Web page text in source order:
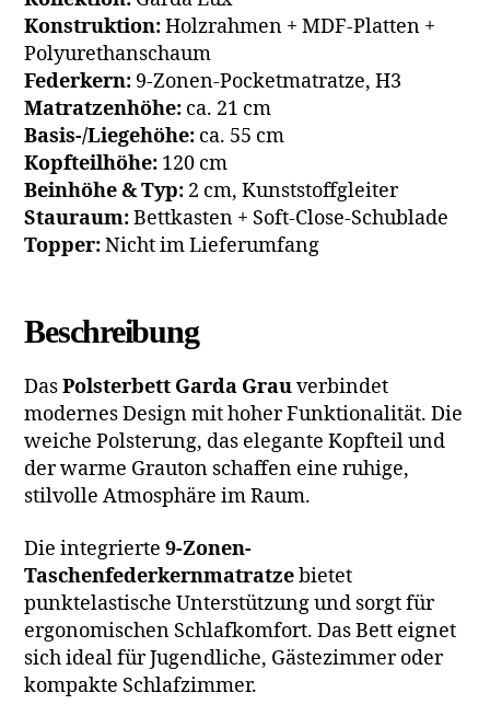
Konstruktion:Holzrahmen + MDF-Platten +
Polyurethanschaum
Federkern: 9-Zonen-Pocketmatratze, H3
Matratzenhöhe: ca. 21 cm
Basis-/Liegehöhe: ca. 55 cm
Kopfteilhöhe: 120 cm
Beinhöhe & Typ: 2 cm, Kunststoffgleiter
Stauraum:Bettkasten + Soft-Close-Schublade
Topper:Nicht im Lieferumfang
Beschreibung
DasPolsterbett Garda Grauverbindet
modernes Design mit hoher Funktionalität. Die
weiche Polsterung, das elegante Kopfteil und
der warme Grauton schaffen eine ruhige,
stilvolle Atmosphäre im Raum.
Die integrierte9-Zonen-
Taschenfederkernmatratzebietet
punktelastische Unterstützung und sorgt für
ergonomischen Schlafkomfort. Das Bett eignet
sich ideal für Jugendliche, Gästezimmer oder
kompakte Schlafzimmer.